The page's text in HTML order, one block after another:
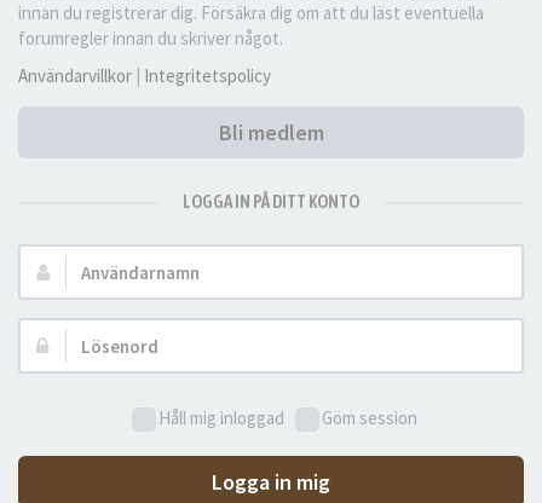
innan du registrerar dig. Försäkra dig om att du läst eventuella
forumregler innan du skriver något.
Användarvillkor | Integritetspolicy
Bli medlem
LOGGA IN PÅ DITT KONTO
Användarnamn:
Lösenord:
Håll mig inloggad Göm session
Logga in mig